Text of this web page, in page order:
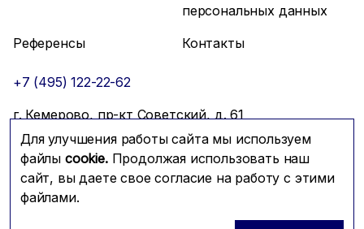
Для улучшения работы сайта мы используем
файлы cookie.Продолжая использовать наш
сайт, вы даете свое согласие на работу с этими
файлами.
персональных данных
Референсы
Контакты
+7 (495) 122-22-62
г. Кемерово, пр-кт Советский, д. 61
info@mfmc.ru
Связаться с нами